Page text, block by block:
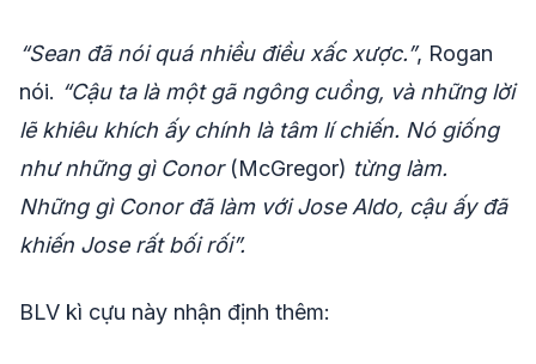
“Sean đã nói quá nhiều điều xấc xược.”, Rogan
nói. “Cậu ta là một gã ngông cuồng, và những lời
lẽ khiêu khích ấy chính là tâm lí chiến. Nó giống
như những gì Conor(McGregor) từng làm.
Những gì Conor đã làm với Jose Aldo, cậu ấy đã
khiến Jose rất bối rối”.
BLV kì cựu này nhận định thêm: